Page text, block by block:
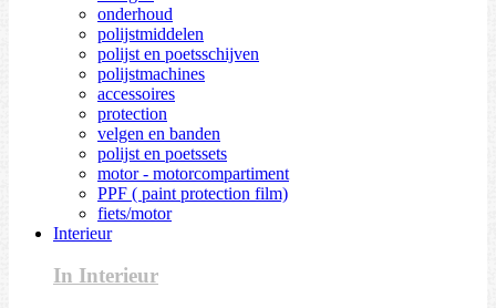
onderhoud
polijstmiddelen
polijst en poetsschijven
polijstmachines
accessoires
protection
velgen en banden
polijst en poetssets
motor - motorcompartiment
PPF ( paint protection film)
fiets/motor
Interieur
In Interieur